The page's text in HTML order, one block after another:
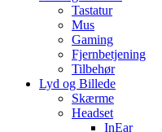
Tastatur
Mus
Gaming
Fjernbetjening
Tilbehør
Lyd og Billede
Skærme
Headset
InEar